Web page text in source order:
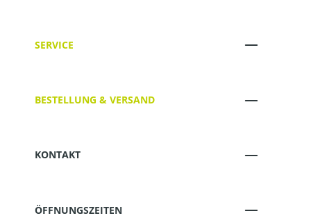
SERVICE
BESTELLUNG & VERSAND
KONTAKT
ÖFFNUNGSZEITEN